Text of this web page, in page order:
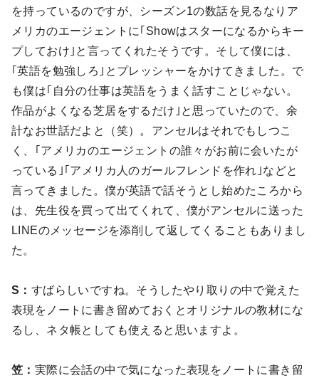
を持っているのですが、シーズン1の数話を見るなりア
メリカのエージェントに｢Showはスターになるからキー
プしておけ｣と言ってくれたそうです。そして僕には、
｢英語を勉強しろ｣とプレッシャーをかけてきました。で
も僕は｢自分の仕事は英語をうまく話すことじゃない。
作品がよくなる芝居をするだけ｣と思っていたので、余
計なお世話だよと（笑）。アンセルはそれでもしつこ
く、｢アメリカのエージェントの誰々がお前に会いたが
っている｣｢アメリカ人のガールフレンドを作れ｣などと
言ってきました。僕が英語で話そうとし始めたころから
は、先生役を買って出てくれて、僕がアンセルに送った
LINEのメッセージを添削して返してくることもありまし
た。
S： すばらしいですね。そうしたやり取りの中で覚えた
表現をノートに書き留めておくとオリジナルの教材にな
るし、ネタ帳としても使えると思いますよ。
笠： 実際に会話の中で気になった表現をノートに書き留